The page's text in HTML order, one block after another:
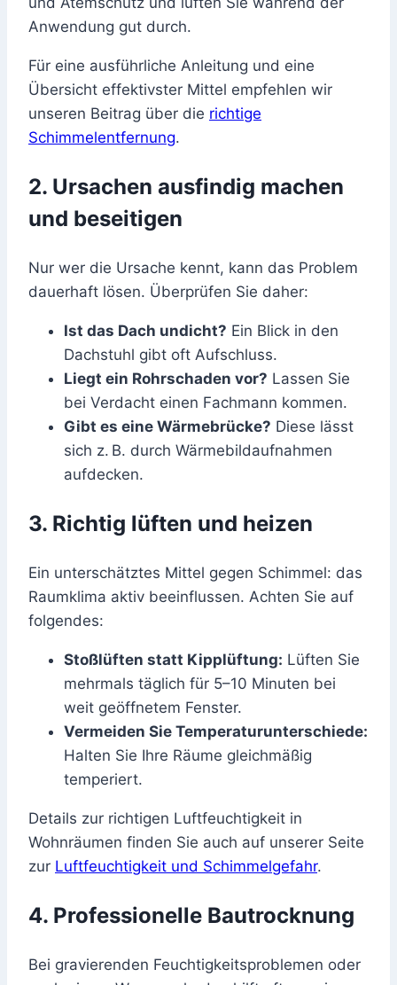
Anwendung gut durch.
Für eine ausführliche Anleitung und eine
Übersicht effektivster Mittel empfehlen wir
unseren Beitrag über die richtige
Schimmelentfernung.
2. Ursachen ausfindig machen
und beseitigen
Nur wer die Ursache kennt, kann das Problem
dauerhaft lösen. Überprüfen Sie daher:
Ist das Dach undicht? Ein Blick in den
Dachstuhl gibt oft Aufschluss.
Liegt ein Rohrschaden vor? Lassen Sie
bei Verdacht einen Fachmann kommen.
Gibt es eine Wärmebrücke? Diese lässt
sich z. B. durch Wärmebildaufnahmen
aufdecken.
3. Richtig lüften und heizen
Ein unterschätztes Mittel gegen Schimmel: das
Raumklima aktiv beeinflussen. Achten Sie auf
folgendes:
Stoßlüften statt Kipplüftung: Lüften Sie
mehrmals täglich für 5–10 Minuten bei
weit geöffnetem Fenster.
Vermeiden Sie Temperaturunterschiede:
Halten Sie Ihre Räume gleichmäßig
temperiert.
Details zur richtigen Luftfeuchtigkeit in
Wohnräumen finden Sie auch auf unserer Seite
zur Luftfeuchtigkeit und Schimmelgefahr.
4. Professionelle Bautrocknung
Bei gravierenden Feuchtigkeitsproblemen oder